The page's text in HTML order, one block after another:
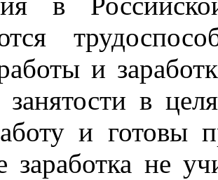
и
в
и готовы
заработка не